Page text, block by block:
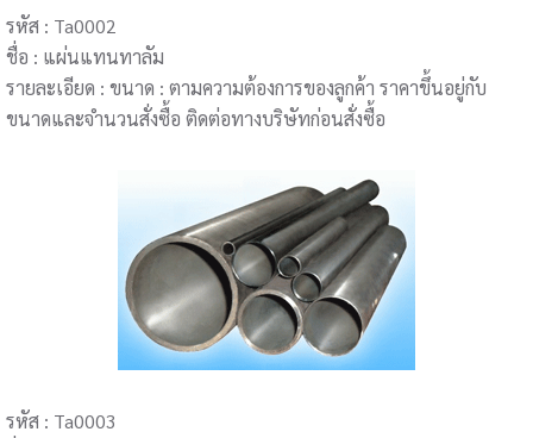
รหัส : Ta0002
ชื่อ : แผ่นแทนทาลัม
รายละเอียด : ขนาด : ตามความต้องการของลูกค้า ราคาขึ้นอยู่กับ
ขนาดและจำนวนสั่งซื้อ ติดต่อทางบริษัทก่อนสั่งซื้อ
รหัส : Ta0003